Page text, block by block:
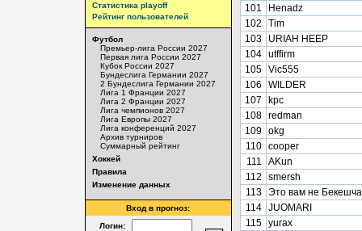
Статистика playoff
Рейтинг пользователей
Футбол
Премьер-лига России 2027
Первая лига России 2027
Кубок России 2027
Бундеслига Германии 2027
2 Бундеслига Германии 2027
Лига 1 Франции 2027
Лига 2 Франции 2027
Лига чемпионов 2027
Лига Европы 2027
Лига конференций 2027
Архив турниров
Суммарный рейтинг
Хоккей
Правила
Изменение данных
Вход в прогноз:
Логин:
101
Henadz
102
Tim
103
URIAH HEEP
104 utffirm
105 Vic555
106
WILDER
107
kpc
108 redman
109 okg
110 cooper
111
AKun
112
smersh
113 Это вам не
114 JUOMARI
115 yurax